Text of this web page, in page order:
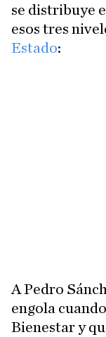
se distribuye
esos tres
Estado:
A Pedro
engola
Bienestar y